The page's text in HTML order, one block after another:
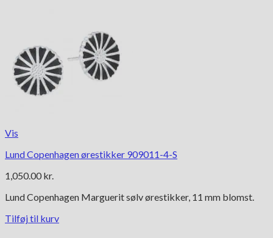
Vis
Lund Copenhagen ørestikker 909011-4-S
1,050.00 kr.
Lund Copenhagen Marguerit sølv ørestikker, 11 mm blomst.
Tilføj til kurv